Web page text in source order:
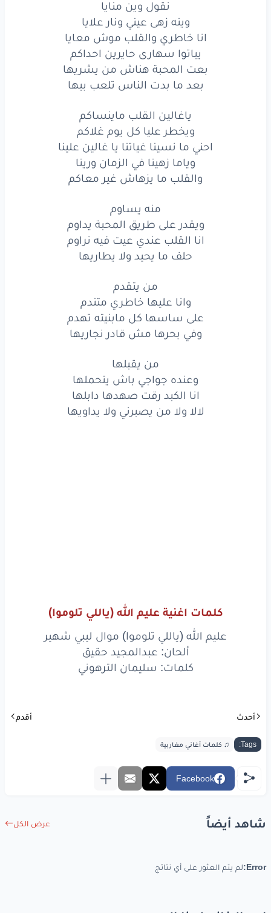
زهينافي الزمان
والقلبما يزهاشغيرمعاكم
منهيساوم
ويقدرعلىطريقالمحبةيداوم
القلبعندي عيتفيه
حلفما يحيدولايطاريها
منيتقدم
ساسهاكلمابنيتهتهدم
وفيبحرهامشقادر نجاريها
وعندهجواجيباشيتحملها
الكبدرقتصهدهادابلها
منيصبرنيولايداويها
نقول وين منايا
وينه زهى عيني ونار علايا
انا خاطري والقلب موش معايا
يباتوا سهارى حايرين احداكم
بعت المحبة هناش من يشريها
بعد ما بدت الناس تلعب بيها
‏ياغالين القلب ماينساكم
ويخطر عليا كل يوم غلاكم
احني ما نسينا غياتنا يا غالين علينا
وياما زهينا في الزمان ورينا
والقلب ما يزهاش غير معاكم
منه يساوم
ويقدر على طريق المحبة يداوم
انا القلب عندي عيت فيه نراوم
حلف ما يحيد ولا يطاريها
من يتقدم
وانا عليها خاطري متندم
على ساسها كل مابنيته تهدم
وفي بحرها مش قادر نجاريها
من يقبلها
وعنده جواجي باش يتحملها
انا الكبد رقت صهدها دابلها
لالا ولا من يصبرني ولا يداويها
كلمات اغنية عليم الله (ياللي تلوموا)
عليم الله (ياللي تلوموا) موال ليبي شهير
ألحان: عبدالمجيد حقيق
كلمات: سليمان الترهوني
أحدث أقدم
Tags: ♫ كلمات أغاني مغاربية
Facebook
شاهد أيضاً عرض الكل
Error: لم يتم العثور على أي نتائج